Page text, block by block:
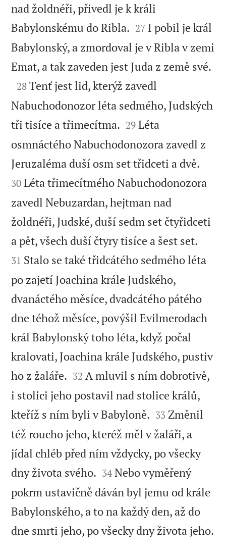
nad žoldnéři, přivedl je k králi
Babylonskému do Ribla. 

27 I pobil je král
Babylonský, a zmordoval je v Ribla v zemi
Emat, a tak zaveden jest Juda z země své.

28 Tenť jest lid, kterýž zavedl
Nabuchodonozor léta sedmého, Judských
tři tisíce a třimecítma. 

29 Léta
osmnáctého Nabuchodonozora zavedl z
Jeruzaléma duší osm set třidceti a dvě.
30 Léta třimecítmého Nabuchodonozora
zavedl Nebuzardan, hejtman nad
žoldnéři, Judské, duší sedm set čtyřidceti
a pět, všech duší čtyry tisíce a šest set.
31 Stalo se také třidcátého sedmého léta
po zajetí Joachina krále Judského,
dvanáctého měsíce, dvadcátého pátého
dne téhož měsíce, povýšil Evilmerodach
král Babylonský toho léta, když počal
kralovati, Joachina krále Judského, pustiv
ho z žaláře. 

32 A mluvil s ním dobrotivě,
i stolici jeho postavil nad stolice králů,
kteříž s ním byli v Babyloně. 

33 Změnil
též roucho jeho, kteréž měl v žaláři, a
jídal chléb před ním vždycky, po všecky
dny života svého. 

34 Nebo vyměřený
pokrm ustavičně dáván byl jemu od krále
Babylonského, a to na každý den, až do
dne smrti jeho, po všecky dny života jeho.